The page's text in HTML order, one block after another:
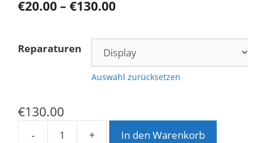
€20.00– €130.00
Reparaturen
Auswahl zurücksetzen
€130.00
- + In den Warenkorb